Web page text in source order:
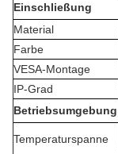
Einschließung
Material
Farbe
VESA-Montage
IP-Grad
Betriebsumgebung
Temperaturspanne